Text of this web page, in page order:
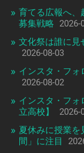
育てる広報へ、
募集戦略
2026-
文化祭は誰に見
2026-08-03
インスタ・フォ
2026-08-02
インスタ・フ
立高校】
2026-
夏休みに授業を
間」に注目